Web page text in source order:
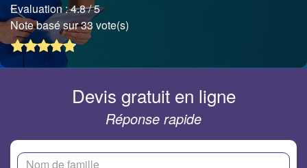
Evaluation :4.8/ 5
Note basé sur 33 vote(s)
Devis gratuit en ligne
Réponse rapide